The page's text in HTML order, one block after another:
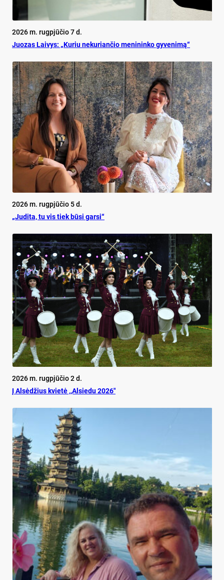
2026 m. rugpjūčio 7 d.
Juo­zas Lai­vys: „Ku­riu ne­ku­rian­čio me­ni­nin­ko gy­ve­ni­mą“
2026 m. rugpjūčio 5 d.
„Judita, tu vis tiek būsi garsi“
2026 m. rugpjūčio 2 d.
Į Alsėdžius kvietė ,,Alsiedu 2026″